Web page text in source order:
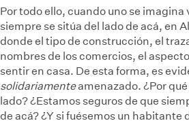
Por todo ello, cuando uno se
siempre se sitúa del lado de acá, en
donde el tipo de construcción, el
nombres de los comercios, el
sentir en casa. De esta forma, es
solidariamenteamenazado. ¿Por
lado? ¿Estamos seguros de que
de acá? ¿Y si fuésemos un